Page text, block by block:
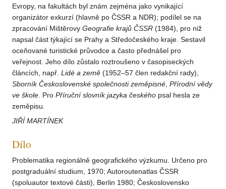
Evropy, na fakultách byl znám zejména jako vynikající
organizátor exkurzí (hlavně po ČSSR a NDR); podílel se na
zpracování Mištěrovy Geografie krajů ČSSR (1984), pro niž
napsal část týkající se Prahy a Středočeského kraje. Sestavil
oceňované turistické průvodce a často přednášel pro
veřejnost. Jeho dílo zůstalo roztroušeno v časopiseckých
článcích, např. Lidé a země (1952–57 člen redakční rady),
Sborník Československé společnosti zeměpisné Přírodní vědy
ve škole . Pro Příruční slovník jazyka českého psal hesla ze
zeměpisu.
JIŘÍ MARTÍNEK
Dílo
Problematika regionálně geografického výzkumu. Určeno pro
postgraduální studium, 1970; Autoroutenatlas ČSSR
(spoluautor textové části), Berlin 1980; Československo